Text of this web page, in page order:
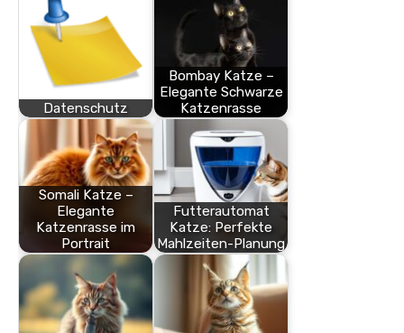
Datenschutz
Bombay Katze –
Elegante Schwarze
Katzenrasse
Somali Katze –
Elegante
Katzenrasse im
Portrait
Futterautomat
Katze: Perfekte
Mahlzeiten-Planung